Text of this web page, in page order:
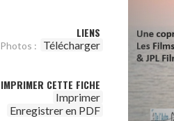
LIENS
Photos : Télécharger
IMPRIMER CETTE FICHE
Imprimer
Enregistrer en PDF